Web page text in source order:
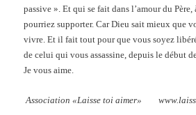
passive ». Et qui se fait dans l’amour du Père,
pourriez supporter. Car Dieu sait mieux que
vivre. Et il fait tout pour que vous soyez
de celui qui vous assassine, depuis le début
Je vous aime.
Association «Laisse toi aimer»